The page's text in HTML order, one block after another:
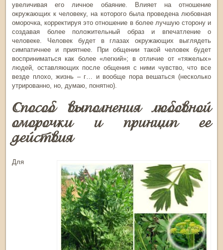
увеличивая его личное обаяние. Влияет на отношение
окружающих к человеку, на которого была проведена любовная
оморочка, корректируя это отношение в более лучшую сторону и
создавая более положительный образ и впечатление о
человеке. Человек будет в глазах окружающих выглядеть
симпатичнее и приятнее. При общении такой человек будет
восприниматься как более «легкий»; в отличие от «тяжелых»
людей, оставляющих после общения с ними чувство, что все
везде плохо, жизнь – г… и вообще пора вешаться (несколько
утрированно, но, думаю, понятно).
Способ выполнения любовной
оморочки и принцип ее
действия
Для